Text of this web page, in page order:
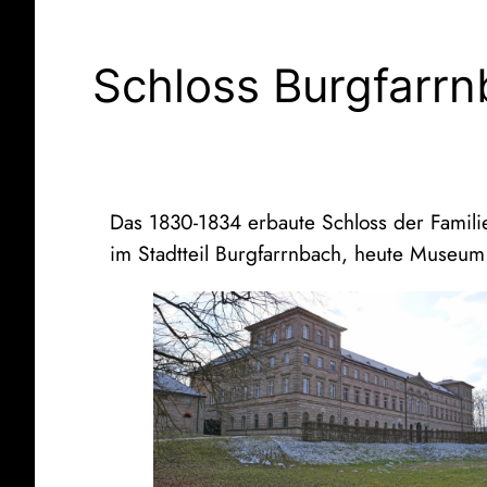
Schloss
Das 1830-1834 erbaute Schloss der
im Stadtteil Burgfarrnbach, heute